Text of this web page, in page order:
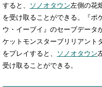
すると、
ソノオタウン左側の花
を受け取ることができる。『ポ
ウ・イーブイ』のセーブデータ
ケットモンスターブリリアント
をプレイすると、
ソノオタウン
受け取ることができる。